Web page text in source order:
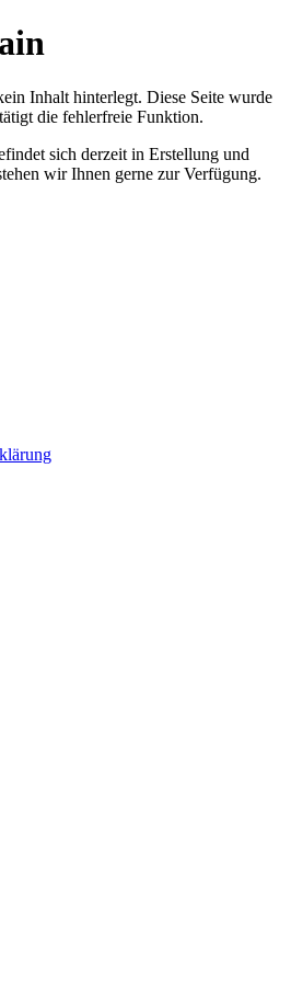
Inhalt hinterlegt. Diese Seite wurde
die fehlerfreie Funktion.
sich derzeit in Erstellung und
wir Ihnen gerne zur Verfügung.